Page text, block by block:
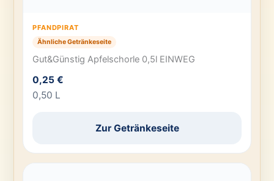
PFANDPIRAT
Ähnliche Getränkeseite
Gut&Günstig Apfelschorle 0,5l EINWEG
0,25 €
0,50 L
Zur Getränkeseite